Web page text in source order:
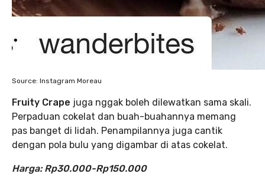
Source: Instagram Moreau
Fruity Crape juga nggak boleh dilewatkan sama skali.
Perpaduan cokelat dan buah-buahannya memang
pas banget di lidah. Penampilannya juga cantik
dengan pola bulu yang digambar di atas cokelat.
Harga: Rp30.000-Rp150.000